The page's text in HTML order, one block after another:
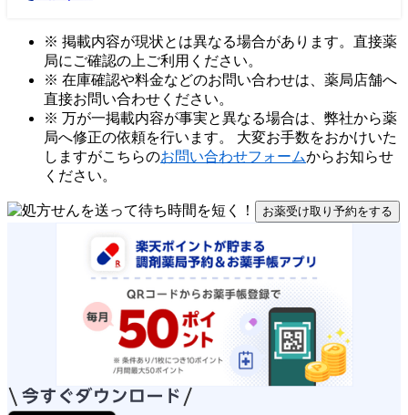
※ 掲載内容が現状とは異なる場合があります。直接薬
局にご確認の上ご利用ください。
※ 在庫確認や料金などのお問い合わせは、薬局店舗へ
直接お問い合わせください。
※ 万が一掲載内容が事実と異なる場合は、弊社から薬
局へ修正の依頼を行います。 大変お手数をおかけいた
しますがこちらのお問い合わせフォームからお知らせ
ください。
お薬受け取り予約をする